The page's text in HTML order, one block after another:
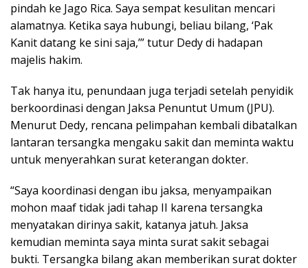
pindah ke Jago Rica. Saya sempat kesulitan mencari
alamatnya. Ketika saya hubungi, beliau bilang, ‘Pak
Kanit datang ke sini saja,’” tutur Dedy di hadapan
majelis hakim.
Tak hanya itu, penundaan juga terjadi setelah penyidik
berkoordinasi dengan Jaksa Penuntut Umum (JPU).
Menurut Dedy, rencana pelimpahan kembali dibatalkan
lantaran tersangka mengaku sakit dan meminta waktu
untuk menyerahkan surat keterangan dokter.
“Saya koordinasi dengan ibu jaksa, menyampaikan
mohon maaf tidak jadi tahap II karena tersangka
menyatakan dirinya sakit, katanya jatuh. Jaksa
kemudian meminta saya minta surat sakit sebagai
bukti. Tersangka bilang akan memberikan surat dokter